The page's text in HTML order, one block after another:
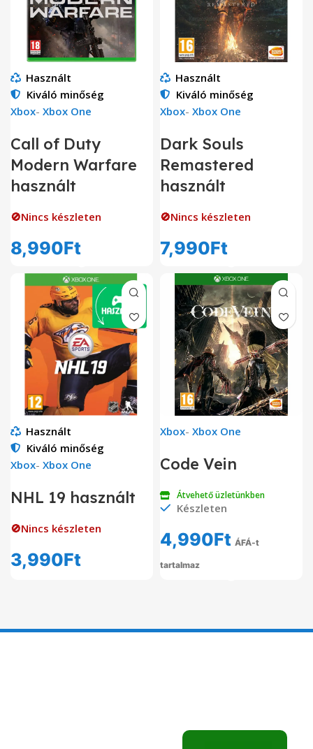
Használt
Kiváló minőség
Xbox- Xbox One
Call of Duty
Modern Warfare
használt
🚫Nincs készleten
8,990Ft
Használt
Kiváló minőség
Xbox- Xbox One
Dark Souls
Remastered
használt
🚫Nincs készleten
7,990Ft
Használt
Kiváló minőség
Xbox- Xbox One
NHL 19 használt
🚫Nincs készleten
3,990Ft
Xbox- Xbox One
Code Vein
Átvehető üzletünkben
Készleten
4,990Ft ÁFÁ-t
tartalmaz